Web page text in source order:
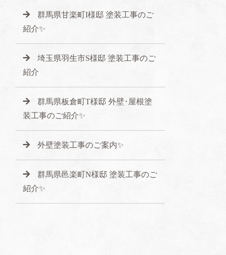
群馬県甘楽町I様邸 塗装工事のご
紹介✨
埼玉県羽生市S様邸 塗装工事のご
紹介
群馬県板倉町T様邸 外壁･屋根塗
装工事のご紹介✨
外壁塗装工事のご案内✨
群馬県邑楽町N様邸 塗装工事のご
紹介✨